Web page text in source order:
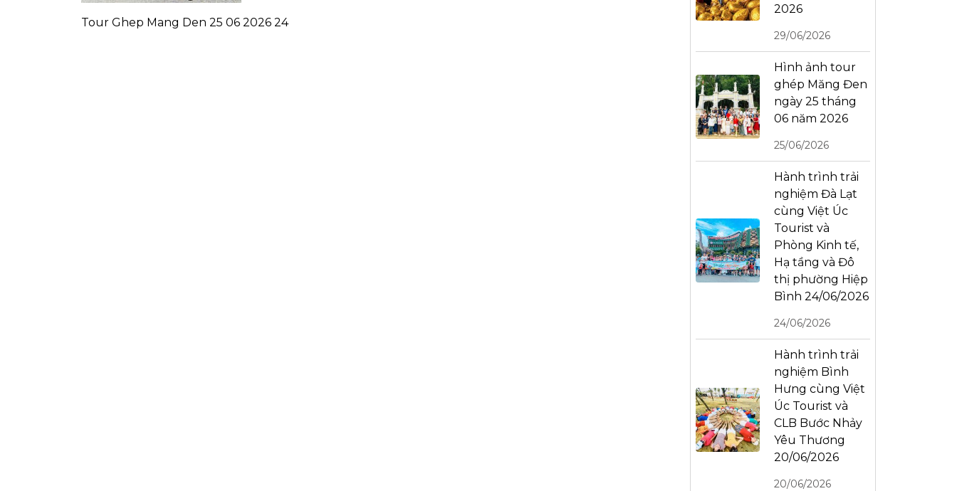
Tour Ghep Mang Den 25 06 2026 24
2026
29/06/2026
Hình ảnh tour
ghép Măng Đen
ngày 25 tháng
06 năm 2026
25/06/2026
Hành trình trải
nghiệm Đà Lạt
cùng Việt Úc
Tourist và
Phòng Kinh tế,
Hạ tầng và Đô
thị phường Hiệp
Bình 24/06/2026
24/06/2026
Hành trình trải
nghiệm Bình
Hưng cùng Việt
Úc Tourist và
CLB Bước Nhảy
Yêu Thương
20/06/2026
20/06/2026